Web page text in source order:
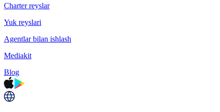
Charter reyslar
Yuk reyslari
Agentlar bilan ishlash
Mediakit
Blog